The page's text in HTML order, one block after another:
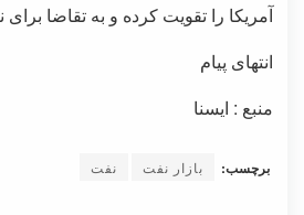
آمریکا را تقویت کرده و به تقاضا
انتهای پیام
منبع : ایسنا
برچسب: بازار نفت نفت